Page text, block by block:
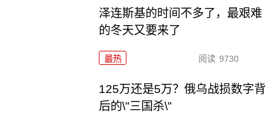
泽连斯基的时间不多了，最艰难
的冬天又要来了
最热 阅读 9730
125万还是5万？俄乌战损数字背
后的\"三国杀\"